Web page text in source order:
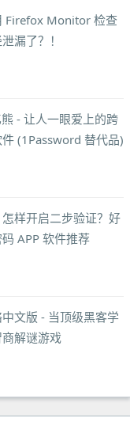
Firefox Monitor 检查
漏了？！
- 让人一眼爱上的跨
(1Password 替代品)
样开启二步验证？好
APP 软件推荐
文版 - 当顶级黑客学
解谜游戏